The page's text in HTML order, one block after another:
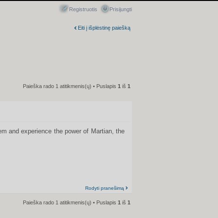
Prisijungti
Registruotis
Eiti į išplėstinę paiešką
Paieška rado 1 atitikmenis(ų) • Puslapis 1 iš 1
and experience the power of Martian, the
Rodyti pranešimą
Paieška rado 1 atitikmenis(ų) • Puslapis 1 iš 1